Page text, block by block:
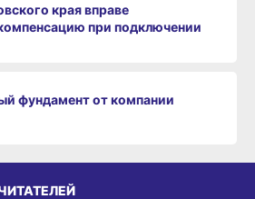
края вправе
при подключении
фундамент от компании